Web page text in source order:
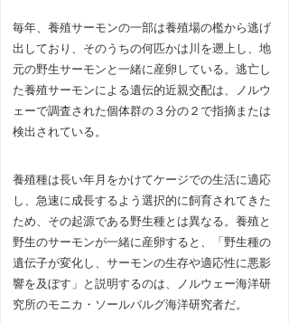
毎年、養殖サーモンの一部は養殖場の檻から逃げ
出しており、そのうちの何匹かは川を遡上し、地
元の野生サーモンと一緒に産卵している。逃亡し
た養殖サーモンによる遺伝的近親交配は、ノルウ
ェーで調査された個体群の３分の２で指摘または
検出されている。
養殖種は長い年月をかけてケージでの生活に適応
し、急速に成長するよう選択的に飼育されてきた
ため、その起源である野生種とは異なる。養殖と
野生のサーモンが一緒に産卵すると、「野生種の
遺伝子が変化し、サーモンの生存や適応性に悪影
響を及ぼす」と説明するのは、ノルウェー海洋研
究所のモニカ・ソールバルグ海洋研究者だ。